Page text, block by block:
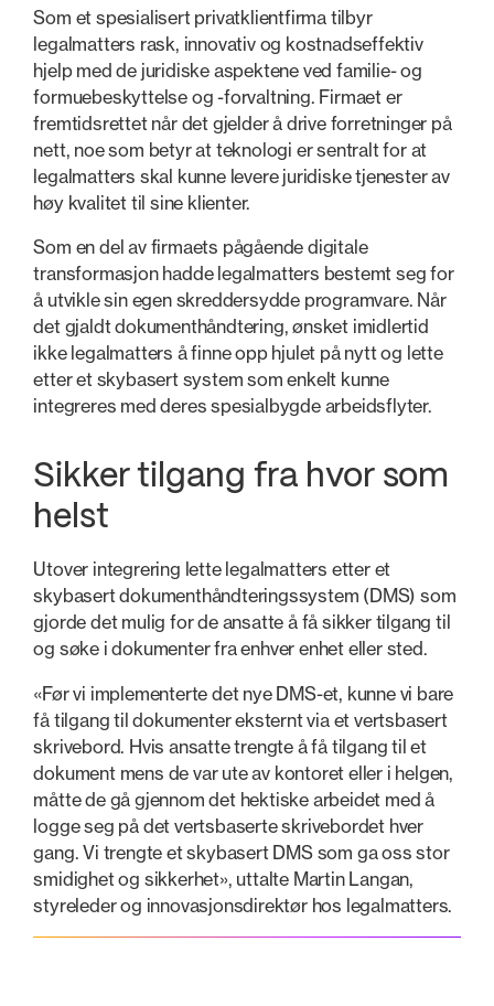
Som et spesialisert privatklientfirma tilbyr
legalmatters rask, innovativ og kostnadseffektiv
hjelp med de juridiske aspektene ved familie- og
formuebeskyttelse og -forvaltning. Firmaet er
fremtidsrettet når det gjelder å drive forretninger på
nett, noe som betyr at teknologi er sentralt for at
legalmatters skal kunne levere juridiske tjenester av
høy kvalitet til sine klienter.
Som en del av firmaets pågående digitale
transformasjon hadde legalmatters bestemt seg for
å utvikle sin egen skreddersydde programvare. Når
det gjaldt dokumenthåndtering, ønsket imidlertid
ikke legalmatters å finne opp hjulet på nytt og lette
etter et skybasert system som enkelt kunne
integreres med deres spesialbygde arbeidsflyter.
Sikker tilgang fra hvor som
helst
Utover integrering lette legalmatters etter et
skybasert dokumenthåndteringssystem (DMS) som
gjorde det mulig for de ansatte å få sikker tilgang til
og søke i dokumenter fra enhver enhet eller sted.
«Før vi implementerte det nye DMS-et, kunne vi bare
få tilgang til dokumenter eksternt via et vertsbasert
skrivebord. Hvis ansatte trengte å få tilgang til et
dokument mens de var ute av kontoret eller i helgen,
måtte de gå gjennom det hektiske arbeidet med å
logge seg på det vertsbaserte skrivebordet hver
gang. Vi trengte et skybasert DMS som ga oss stor
smidighet og sikkerhet», uttalte Martin Langan,
styreleder og innovasjonsdirektør hos legalmatters.